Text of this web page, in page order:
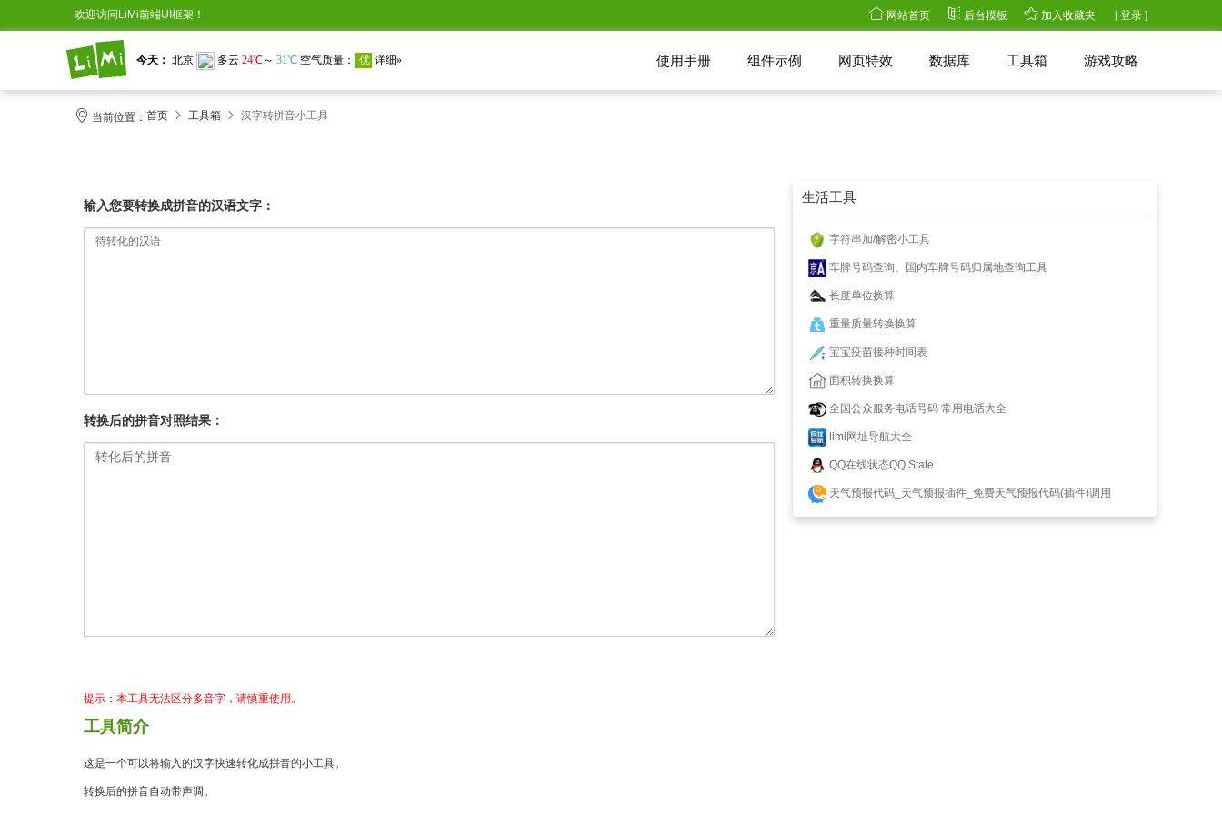
欢迎访问LiMi前端UI框架！ 网站首页 后台模板 加入收藏夹 [ 登录 ]
使用手册 组件示例 网页特效 数据库 工具箱 游戏攻略
当前位置： 首页 工具箱 汉字转拼音小工具
输入您要转换成拼音的汉语文字：
转换后的拼音对照结果：
提示：本工具无法区分多音字，请慎重使用。
工具简介
这是一个可以将输入的汉字快速转化成拼音的小工具。
转换后的拼音自动带声调。
生活工具
字符串加/解密小工具
车牌号码查询、国内车牌号码归属地查询工具
长度单位换算
重量质量转换换算
宝宝疫苗接种时间表
面积转换换算
全国公众服务电话号码 常用电话大全
limi网址导航大全
QQ在线状态QQ State
天气预报代码_天气预报插件_免费天气预报代码(插件)调用